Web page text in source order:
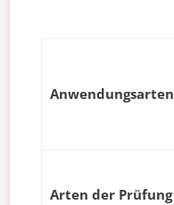
Anwendungsarten
Arten der Prüfung